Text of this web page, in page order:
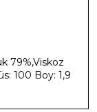
79%,Viskoz
100 Boy: 1,9